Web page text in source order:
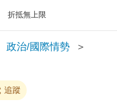
折抵無上限
政治/國際情勢
＞
追蹤